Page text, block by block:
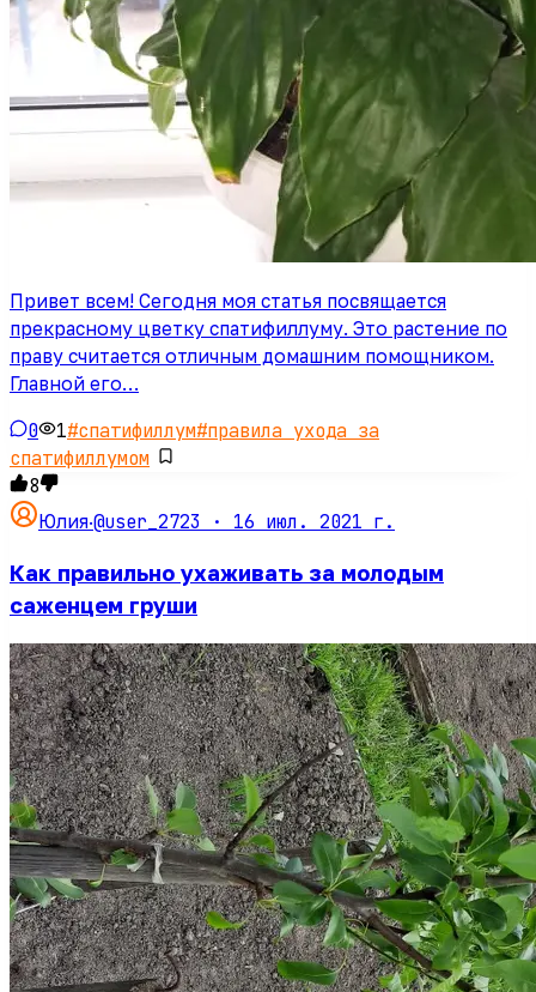
Привет всем! Сегодня моя статья посвящается
прекрасному цветку спатифиллуму. Это растение по
праву считается отличным домашним помощником.
Главной его…
0 1#спатифиллум#правила ухода за
спатифиллумом
8
Юлия·@user_2723 · 16 июл. 2021 г.
Как правильно ухаживать за молодым
саженцем груши